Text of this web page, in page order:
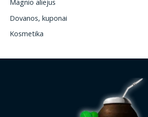
Dovanos, kuponai
Kosmetika